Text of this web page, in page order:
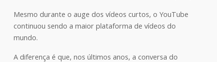
Mesmo durante o auge dos vídeos curtos, o YouTube
continuou sendo a maior plataforma de vídeos do
mundo.
A diferença é que, nos últimos anos, a conversa do